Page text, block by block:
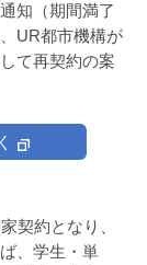
知（期間満了
UR都市機構が
て再契約の案
契約となり、
、学生・単